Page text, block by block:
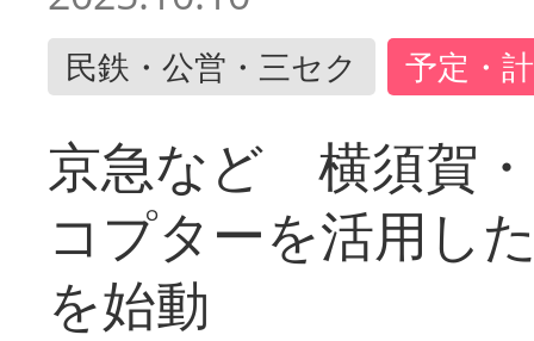
民鉄・公営・三セク 予定・
京急など 横須賀
コプターを活用し
を始動